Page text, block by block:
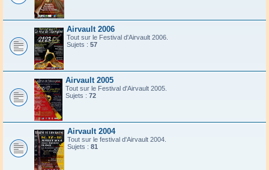
Airvault 2006
Tout sur le Festival d'Airvault 2006.
Sujets : 57
Airvault 2005
Tout sur le Festival d'Airvault 2005.
Sujets : 72
Airvault 2004
Tout sur le festival d'Airvault 2004.
Sujets : 81